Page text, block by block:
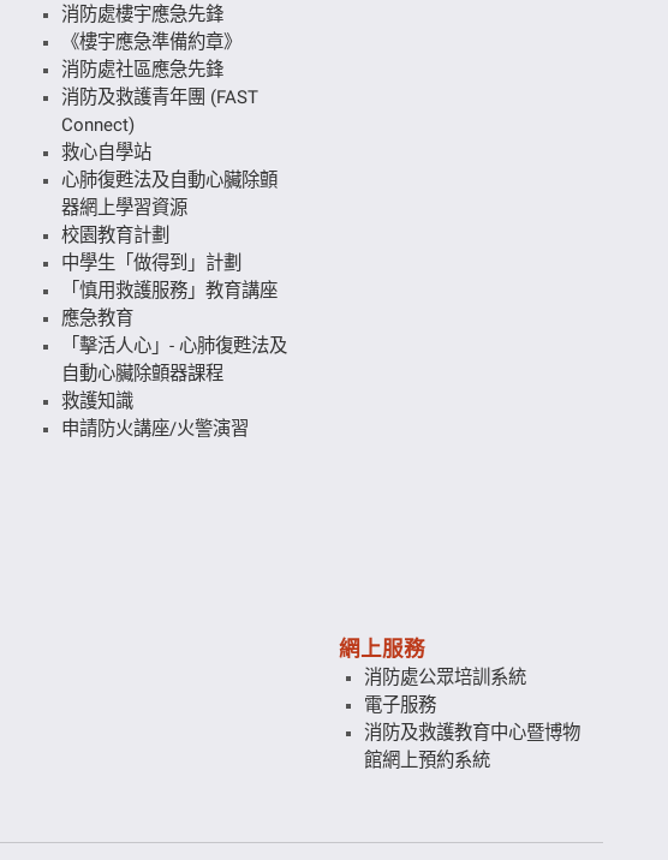
消防處樓宇應急先鋒
《樓宇應急準備約章》
消防處社區應急先鋒
消防及救護青年團 (FAST
Connect)
救心自學站
心肺復甦法及自動心臟除顫
器網上學習資源
校園教育計劃
中學生「做得到」計劃
「慎用救護服務」教育講座
應急教育
「擊活人心」- 心肺復甦法及
自動心臟除顫器課程
救護知識
申請防火講座/火警演習
網上服務
消防處公眾培訓系統
電子服務
消防及救護教育中心暨博物
館網上預約系統